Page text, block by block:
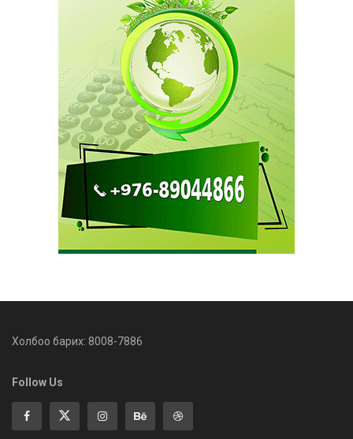
Холбоо барих: 8008-7886
Follow Us